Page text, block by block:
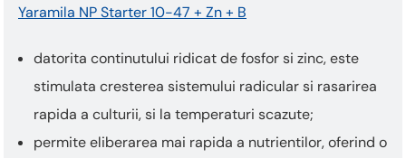
Yaramila NP Starter 10-47 + Zn + B
datorita continutului ridicat de fosfor si zinc, este
stimulata cresterea sistemului radicular si rasarirea
rapida a culturii, si la temperaturi scazute;
permite eliberarea mai rapida a nutrientilor, oferind o